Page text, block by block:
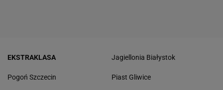
EKSTRAKLASA
Pogoń Szczecin
Jagiellonia Białystok
Piast Gliwice